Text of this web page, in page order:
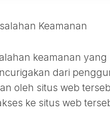
Keamanan
keamanan yang
dari
oleh situs web
ke situs web